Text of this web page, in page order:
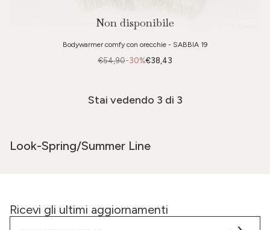
Non disponibile
Bodywarmer comfy con orecchie - SABBIA 19
-30%
€54,90 €38,43
Stai vedendo 3 di 3
Look-Spring/Summer Line
Ricevi gli ultimi aggiornamenti